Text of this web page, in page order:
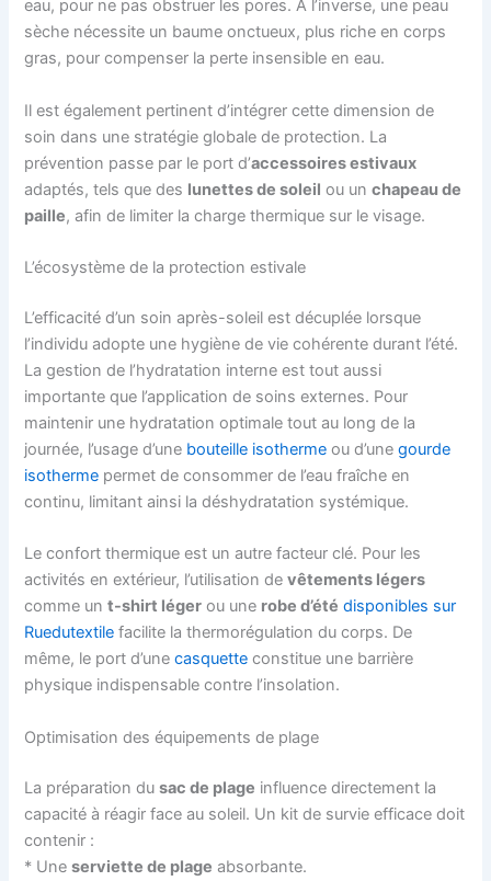
eau, pour ne pas obstruer les pores. À l’inverse, une peau
sèche nécessite un baume onctueux, plus riche en corps
gras, pour compenser la perte insensible en eau.
Il est également pertinent d’intégrer cette dimension de
soin dans une stratégie globale de protection. La
prévention passe par le port d’accessoires estivaux
adaptés, tels que des lunettes de soleil ou unchapeau de
paille, afin de limiter la charge thermique sur le visage.
L’écosystème de la protection estivale
L’efficacité d’un soin après-soleil est décuplée lorsque
l’individu adopte une hygiène de vie cohérente durant l’été.
La gestion de l’hydratation interne est tout aussi
importante que l’application de soins externes. Pour
maintenir une hydratation optimale tout au long de la
journée, l’usage d’une bouteille isotherme ou d’unegourde
isotherme permet de consommer de l’eau fraîche en
continu, limitant ainsi la déshydratation systémique.
Le confort thermique est un autre facteur clé. Pour les
activités en extérieur, l’utilisation devêtements légers
comme unt-shirt léger ou une robe d’été disponibles sur
Ruedutextile facilite la thermorégulation du corps. De
même, le port d’unecasquette constitue une barrière
physique indispensable contre l’insolation.
Optimisation des équipements de plage
La préparation dusac de plage influence directement la
capacité à réagir face au soleil. Un kit de survie efficace doit
contenir :
* Uneserviette de plage absorbante.